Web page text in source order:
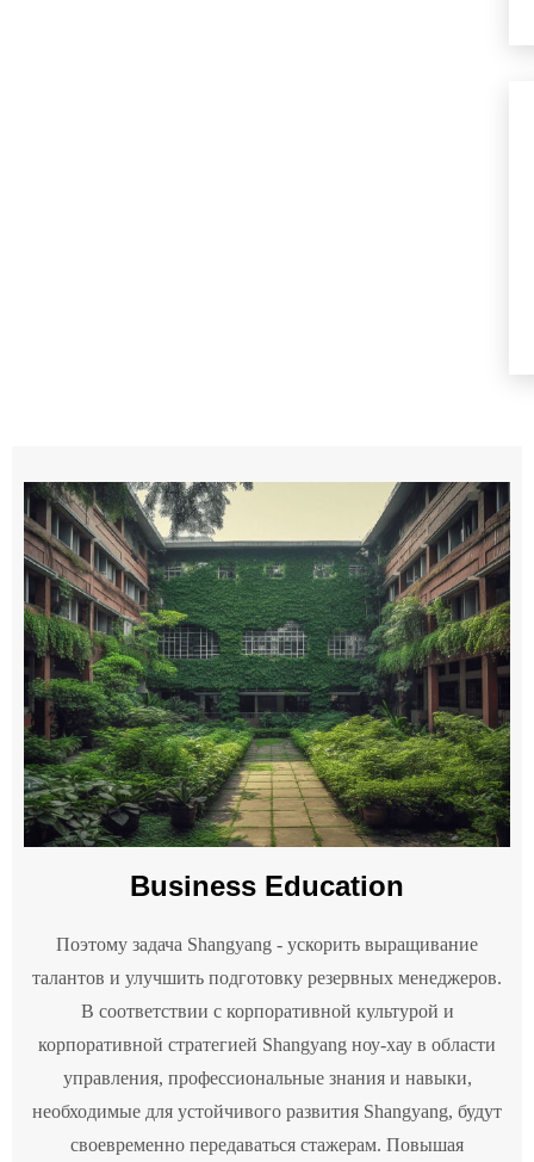
Business Education
Поэтому задача Shangyang - ускорить выращивание
талантов и улучшить подготовку резервных менеджеров.
В соответствии с корпоративной культурой и
корпоративной стратегией Shangyang ноу-хау в области
управления, профессиональные знания и навыки,
необходимые для устойчивого развития Shangyang, будут
своевременно передаваться стажерам. Повышая